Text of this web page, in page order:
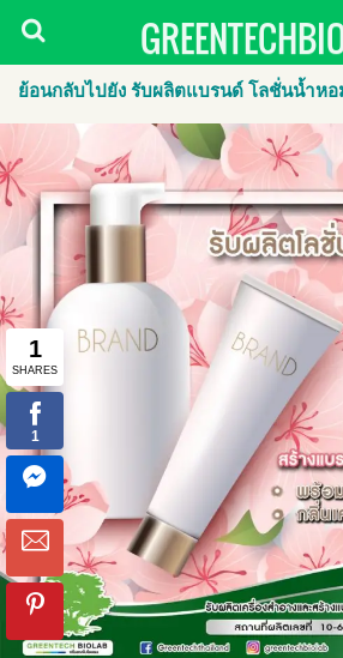
ย้อนกลับไปยัง รับผลิตแบรนด์ โลชั่นน้ำหอ